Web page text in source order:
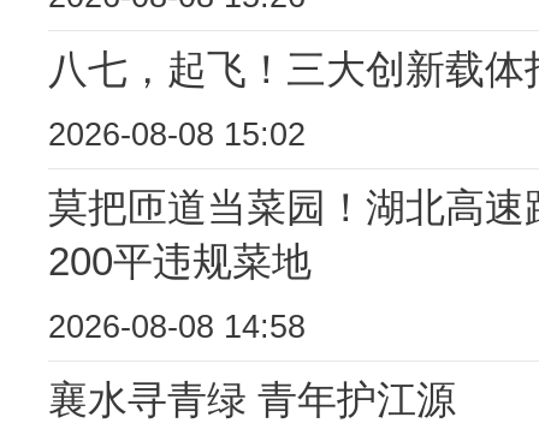
八七，起飞！三大创新载
2026-08-08 15:02
莫把匝道当菜园！湖北高速
200平违规菜地
2026-08-08 14:58
襄水寻青绿 青年护江源